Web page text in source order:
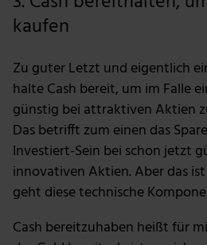
Wir verwenden Cookies, um
personalisieren, Funktionen für
analysieren. Außerdem geben
deiner Verwendung unserer
für soziale Medien, Werbung und
Unsere Partner führen diese
möglicherweise mit weiteren
ihnen bereitgestellt hast oder die
Nutzung der Dienste gesammelt
kaufen
Zu guter Letzt und eigentlich
halte Cash bereit, um im Falle
günstig bei attraktiven Aktien
Das betrifft zum einen das
Investiert-Sein bei schon jetzt
innovativen Aktien. Aber das
geht diese technische
Cash bereitzuhaben heißt für